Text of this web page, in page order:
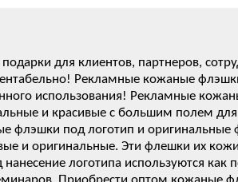
для клиентов, партнеров,
Рекламные кожаные
использования! Рекламные
и красивые с большим полем
флэшки под логотип и
и оригинальные. Эти флешки их
логотипа используются как